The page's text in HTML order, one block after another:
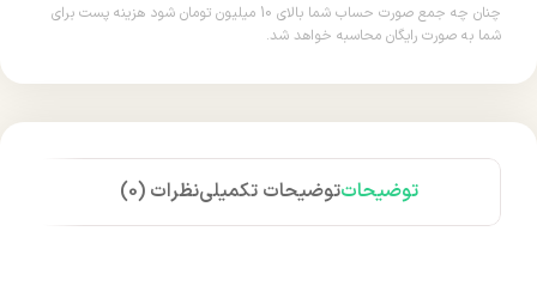
چنان چه جمع صورت حساب شما بالای 10 میلیون تومان شود هزینه پست برای
شما به صورت رایگان محاسبه خواهد شد.
توضیحاتتوضیحات تکمیلینظرات (0)